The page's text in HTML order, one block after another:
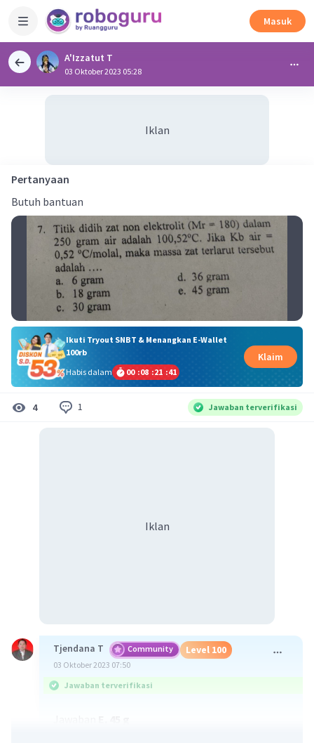
Masuk
A'Izzatut T
03 Oktober 2023 05:28
Iklan
Pertanyaan
Butuh bantuan
Ikuti Tryout SNBT & Menangkan E-Wallet
100rb
Habis dalam
00 :08 :21 :40
Klaim
4 1 Jawaban terverifikasi
Iklan
Tjendana T Community Level 100
03 Oktober 2023 07:50
Jawaban terverifikasi